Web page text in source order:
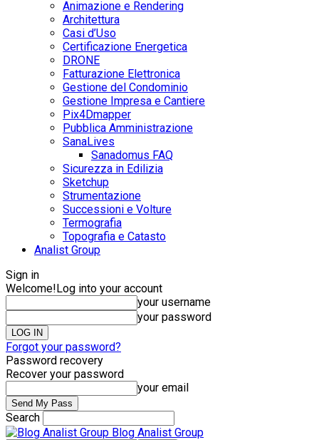
Animazione e Rendering
Architettura
Casi d’Uso
Certificazione Energetica
DRONE
Fatturazione Elettronica
Gestione del Condominio
Gestione Impresa e Cantiere
Pix4Dmapper
Pubblica Amministrazione
SanaLives
Sanadomus FAQ
Sicurezza in Edilizia
Sketchup
Strumentazione
Successioni e Volture
Termografia
Topografia e Catasto
Analist Group
Sign in
Welcome!Log into your account
your username
your password
Forgot your password?
Password recovery
Recover your password
your email
Search
Blog Analist Group